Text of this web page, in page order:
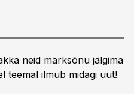
neid märksõnu jälgima
teemal ilmub midagi uut!